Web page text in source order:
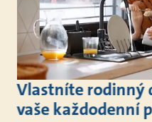
Vlastníte rodinný
vaše každodenní